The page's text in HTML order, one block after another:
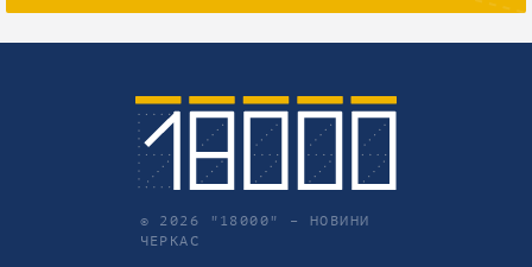
© 2026 "18000" – НОВИНИ
ЧЕРКАС